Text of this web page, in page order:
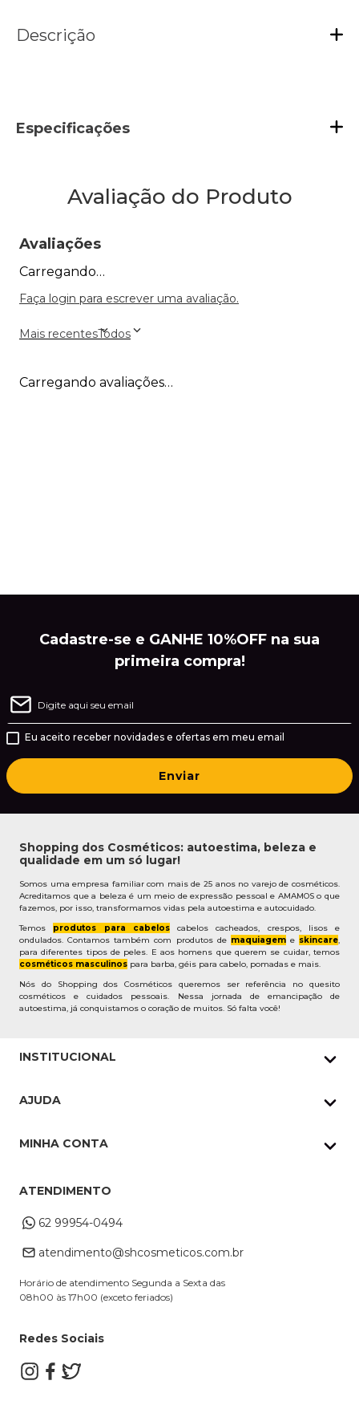
Descrição
Especificações
Avaliação do Produto
Avaliações
Carregando…
Faça login para escrever uma avaliação.
Mais recentesTodos
Carregando avaliações…
Cadastre-se e GANHE 10%OFF na sua
primeira compra!
Eu aceito receber novidades e ofertas em meu email
Enviar
Shopping dos Cosméticos: autoestima, beleza e
qualidade em um só lugar!
Somos uma empresa familiar com mais de 25 anos no varejo de cosméticos.
Acreditamos que a beleza é um meio de expressão pessoal e AMAMOS o que
fazemos, por isso, transformamos vidas pela autoestima e autocuidado.
Temos produtos para cabeloscabelos cacheados, crespos, lisos e
ondulados. Contamos também com produtos de maquiageme skincare,
para diferentes tipos de peles. E aos homens que querem se cuidar, temos
cosméticos masculinos para barba, géis para cabelo, pomadas e mais.
Nós do Shopping dos Cosméticos queremos ser referência no quesito
cosméticos e cuidados pessoais. Nessa jornada de emancipação de
autoestima, já conquistamos o coração de muitos. Só falta você!
INSTITUCIONAL
Pedidos Whatsapp
Cupons
AJUDA
Troca e Devoluções
Dúvidas Frequentes
MINHA CONTA
Alterar Cadastro
ATENDIMENTO
62 99954-0494
atendimento@shcosmeticos.com.br
Horário de atendimento Segunda a Sexta das
08h00 às 17h00 (exceto feriados)
Redes Sociais